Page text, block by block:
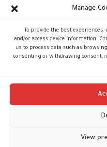
Manage
To provide the best
and/or access device information.
us to process data such as
consenting or withdrawing consent,
View
الجديدة والمذهلة